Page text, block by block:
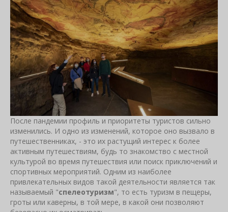
После пандемии профиль и приоритеты туристов сильно
изменились. И одно из изменений, которое оно вызвало в
путешественниках, - это их растущий интерес к более
активным путешествиям, будь то знакомство с местной
культурой во время путешествия или поиск приключений и
спортивных мероприятий. Одним из наиболее
привлекательных видов такой деятельности является так
называемый "спелеотуризм", то есть туризм в пещеры,
гроты или каверны, в той мере, в какой они позволяют